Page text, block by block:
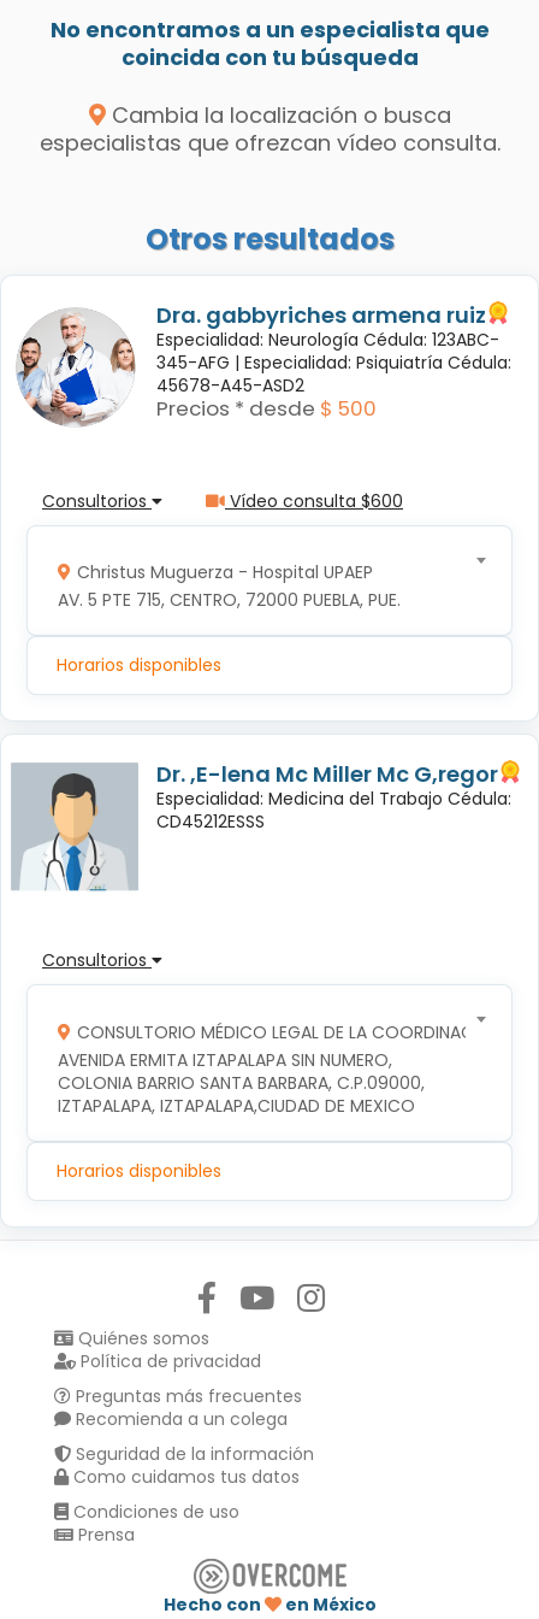
No encontramos a un especialista que
coincida con tu búsqueda
Cambia la localización o busca
especialistas que ofrezcan vídeo consulta.
Otros resultados
Dra. gabbyriches armena ruiz
Especialidad: Neurología Cédula: 123ABC-
345-AFG | Especialidad: Psiquiatría Cédula:
45678-A45-ASD2
Precios * desde $ 500
Consultorios Vídeo consulta $600
Christus Muguerza - Hospital UPAEP
AV. 5 PTE 715, CENTRO, 72000 PUEBLA, PUE.
Horarios disponibles
Dr. ,E-lena Mc Miller Mc G,regor
Especialidad: Medicina del Trabajo Cédula:
CD45212ESSS
Consultorios
CONSULTORIO MÉDICO LEGAL DE LA COORDINACION
AVENIDA ERMITA IZTAPALAPA SIN NUMERO,
COLONIA BARRIO SANTA BARBARA, C.P.09000,
IZTAPALAPA, IZTAPALAPA,CIUDAD DE MEXICO
Horarios disponibles
Quiénes somos
Política de privacidad
Preguntas más frecuentes
Recomienda a un colega
Seguridad de la información
Como cuidamos tus datos
Condiciones de uso
Prensa
Hecho con en México